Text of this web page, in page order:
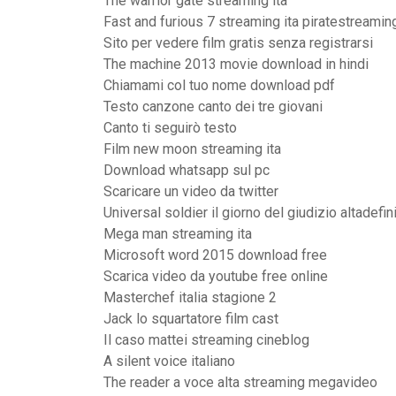
Fast and furious 7 streaming ita
Sito per vedere film gratis senza registrarsi
The machine 2013 movie download in hindi
Chiamami col tuo nome download pdf
Testo canzone canto dei tre giovani
Canto ti seguirò testo
Film new moon streaming ita
Download whatsapp sul pc
Scaricare un video da twitter
Universal soldier il giorno del giudizio
Mega man streaming ita
Microsoft word 2015 download free
Scarica video da youtube free online
Masterchef italia stagione 2
Jack lo squartatore film cast
Il caso mattei streaming cineblog
A silent voice italiano
The reader a voce alta streaming megavideo